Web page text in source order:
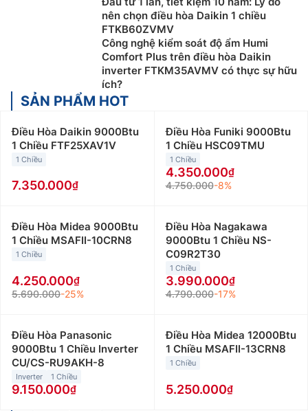
nên chọn điều hòa Daikin 1 chiều
FTKB60ZVMV
Công nghệ kiểm soát độ ẩm Humi
Comfort Plus trên điều hòa Daikin
inverter FTKM35AVMV có thực sự hữu
ích?
SẢN PHẨM HOT
Điều Hòa Daikin 9000Btu
1 Chiều FTF25XAV1V
1 Chiều
7.350.000
Điều Hòa Funiki 9000Btu
1 Chiều HSC09TMU
1 Chiều
4.350.000
4.750.000-8%
Điều Hòa Midea 9000Btu
1 Chiều MSAFII-10CRN8
1 Chiều
4.250.000
5.690.000-25%
Điều Hòa Nagakawa
9000Btu 1 Chiều NS-
C09R2T30
1 Chiều
3.990.000
4.790.000-17%
Điều Hòa Panasonic
9000Btu 1 Chiều Inverter
CU/CS-RU9AKH-8
Inverter 1 Chiều
9.150.000
Điều Hòa Midea 12000Btu
1 Chiều MSAFII-13CRN8
1 Chiều
5.250.000